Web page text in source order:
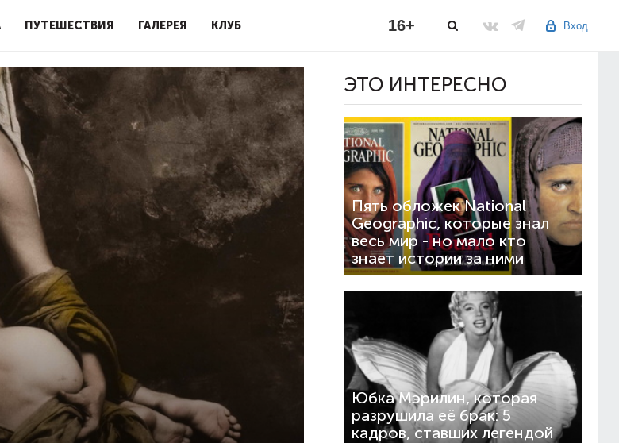
ПУТЕШЕСТВИЯ ГАЛЕРЕЯ КЛУБ Вход
16+
ЭТО ИНТЕРЕСНО
Пять обложек National
Geographic, которые знал
весь мир - но мало кто
знает истории за ними
Юбка Мэрилин, которая
разрушила её брак: 5
кадров, ставших легендой